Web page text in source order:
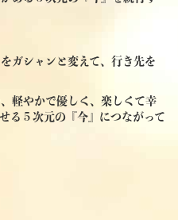
ガシャンと変えて、行き先を
軽やかで優しく、楽しくて幸
る５次元の『今』につながって